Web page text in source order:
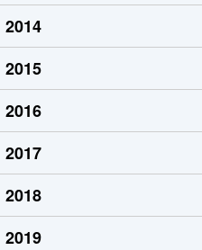
2014
2015
2016
2017
2018
2019